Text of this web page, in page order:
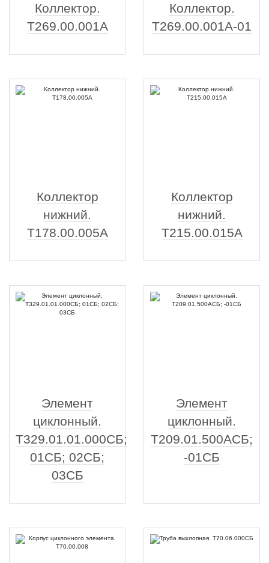
Коллектор.
Т269.00.001А
Коллектор.
Т269.00.001А-01
Коллектор
нижний.
Т178.00.005А
Коллектор
нижний.
Т215.00.015А
Элемент
циклонный.
Т329.01.01.000СБ;
01СБ; 02СБ;
03СБ
Элемент
циклонный.
Т209.01.500АСБ;
-01СБ